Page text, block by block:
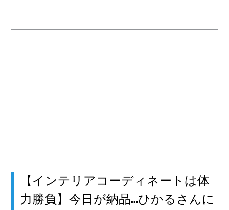
【インテリアコーディネートは体
力勝負】今日が納品…ひかるさんに